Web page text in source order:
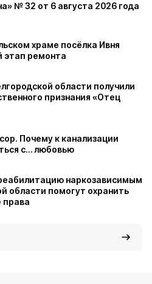
№ 32 от 6 августа 2026 года
храме посёлка Ивня
этап ремонта
области получили
признания «Отец
Почему к канализации
с… любовью
наркозависимым
области помогут охранить
права